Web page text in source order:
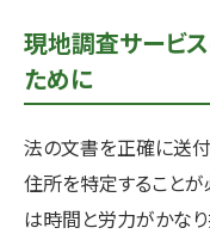
現地調査サービ
ために
法の文書を正確に送
住所を特定すること
は時間と労力がかな